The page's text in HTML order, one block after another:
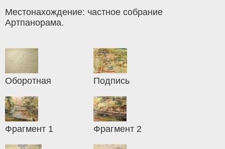
Местонахождение: частное собрание
Артпанорама.
Оборотная Подпись
Фрагмент 1 Фрагмент 2